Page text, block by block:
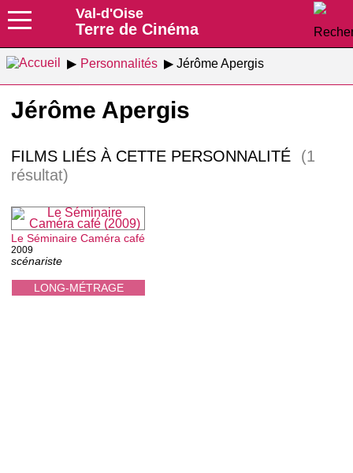
Val-d'Oise
Terre de Cinéma
Personnalités Jérôme Apergis
Jérôme Apergis
FILMS LIÉS À CETTE PERSONNALITÉ
(1
résultat)
LONG-MÉTRAGE
Le Séminaire Caméra café
2009
scénariste